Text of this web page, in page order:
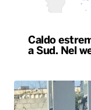
Caldo
a Sud. Nel